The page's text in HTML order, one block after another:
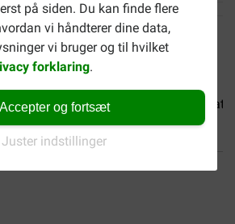
på siden. Du kan finde flere
vi håndterer dine data,
vi bruger og til hvilket
forklaring.
Accepter og fortsæt
Juster indstillinger
Catisfactions med ost...